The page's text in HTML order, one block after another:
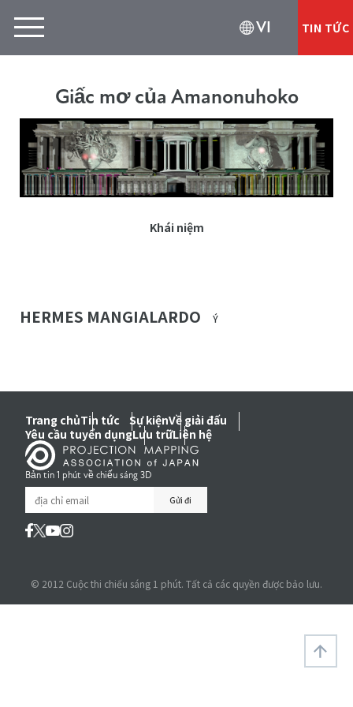
VI TIN TỨC
Giấc mơ của Amanonuhoko
Khái niệm
HERMES MANGIALARDO Ý
Trang chủTin tức Sự kiệnVề giải đấu
Yêu cầu tuyển dụngLưu trữLiên hệ
Bản tin 1 phút về chiếu sáng 3D
© 2012 Cuộc thi chiếu sáng 1 phút. Tất cả các quyền được bảo lưu.